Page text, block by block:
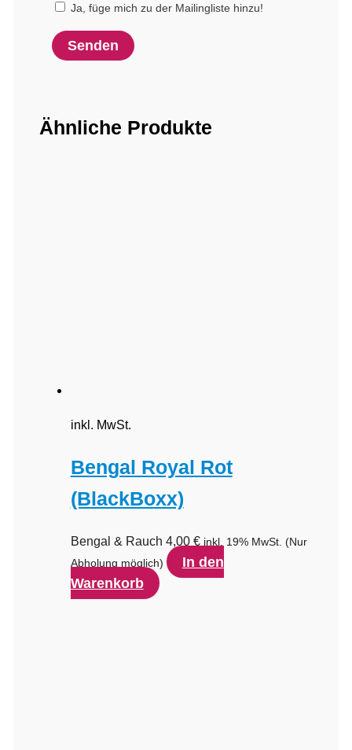
Ja, füge mich zu der Mailingliste hinzu!
Ähnliche Produkte
inkl. MwSt.
Bengal Royal Rot
(BlackBoxx)
Bengal & Rauch 4,00 € inkl. 19% MwSt. (Nur
Abholung möglich)
In den
Warenkorb